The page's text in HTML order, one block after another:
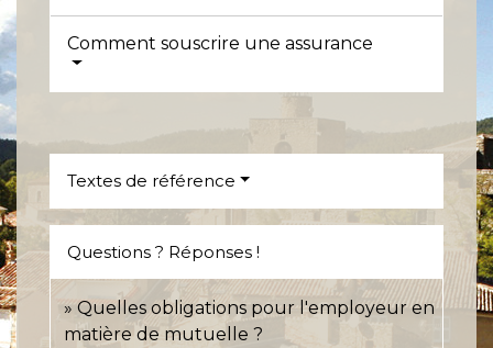
Comment souscrire une assurance
Textes de référence
Questions ? Réponses !
Quelles obligations pour l'employeur en
matière de mutuelle ?